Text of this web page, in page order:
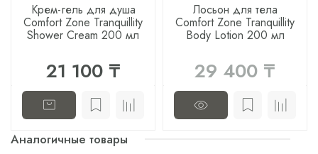
Крем-гель для душа
Comfort Zone Tranquillity
Shower Cream 200 мл
21 100 ₸
Лосьон для тела
Comfort Zone Tranquillity
Body Lotion 200 мл
29 400 ₸
Аналогичные товары